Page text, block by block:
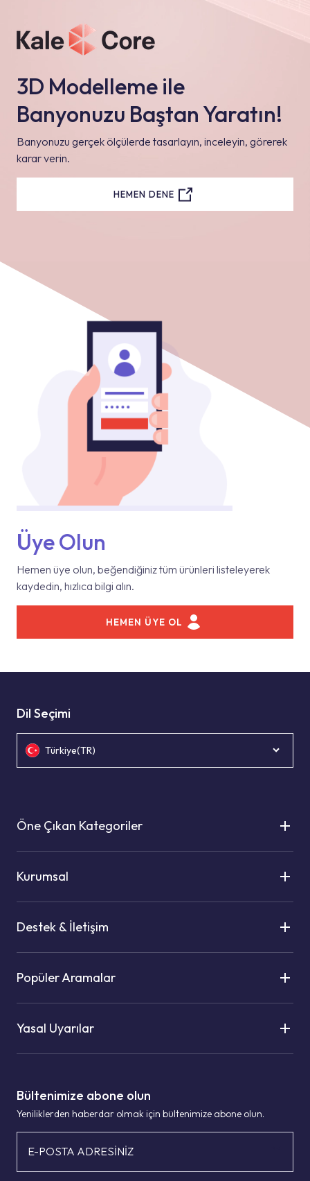
3D Modelleme ile
Banyonuzu Baştan Yaratın!
Banyonuzu gerçek ölçülerde tasarlayın, inceleyin, görerek
karar verin.
HEMEN DENE
Üye Olun
Hemen üye olun, beğendiğiniz tüm ürünleri listeleyerek
kaydedin, hızlıca bilgi alın.
HEMEN ÜYE OL
Bültenimize abone olun
Yeniliklerden haberdar olmak için bültenimize abone olun.
E-POSTA ADRESİNİZ
Dil Seçimi
Türkiye(TR)
Öne Çıkan Kategoriler
Kurumsal
Destek & İletişim
Popüler Aramalar
Yasal Uyarılar